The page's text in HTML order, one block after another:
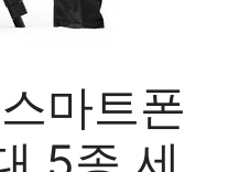
마트폰